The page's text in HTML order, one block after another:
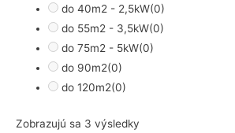
do 40m2 - 2,5kW(0)
do 55m2 - 3,5kW(0)
do 75m2 - 5kW(0)
do 90m2(0)
do 120m2(0)
Zobrazujú sa 3 výsledky